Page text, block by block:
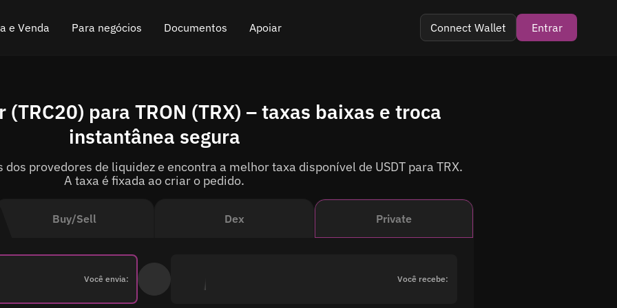
e Venda Para negócios
API para troca
Widget de troca de criptomoedas
Dinheiro de volta
Documentos
Blogue
Come funziona
Roteiro
Apoiar
Bate-papo online
Deixar feedback
Connect Wallet Entrar
Buy/Sell Dex Private
Você envia: Você recebe:
(TRC20) para TRON (TRX) – taxas baixas e troca
instantânea segura
provedores de liquidez e encontra a melhor taxa disponível de USDT para TRX.
A taxa é fixada ao criar o pedido.